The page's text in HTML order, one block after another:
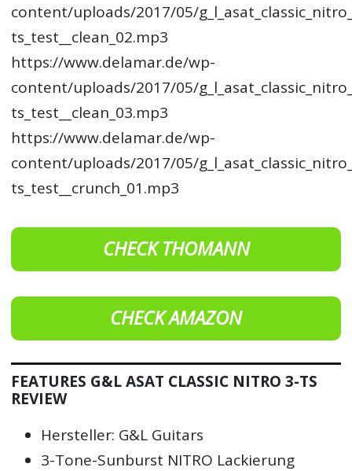
content/uploads/2017/05/
ts_test__clean_02.mp3
https://www.delamar.de/wp-
content/uploads/2017/05/
ts_test__clean_03.mp3
https://www.delamar.de/wp-
content/uploads/2017/05/
ts_test__crunch_01.mp3
CHECK THOMANN
CHECK AMAZON
FEATURES G&L ASAT CLASSIC NITRO 3-TS
REVIEW
Hersteller: G&L Guitars
3-Tone-Sunburst NITRO Lackierung